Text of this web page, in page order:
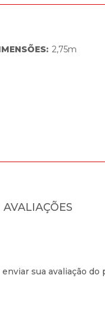
: 2,75m
AVALIAÇÕES
enviar sua avaliação do